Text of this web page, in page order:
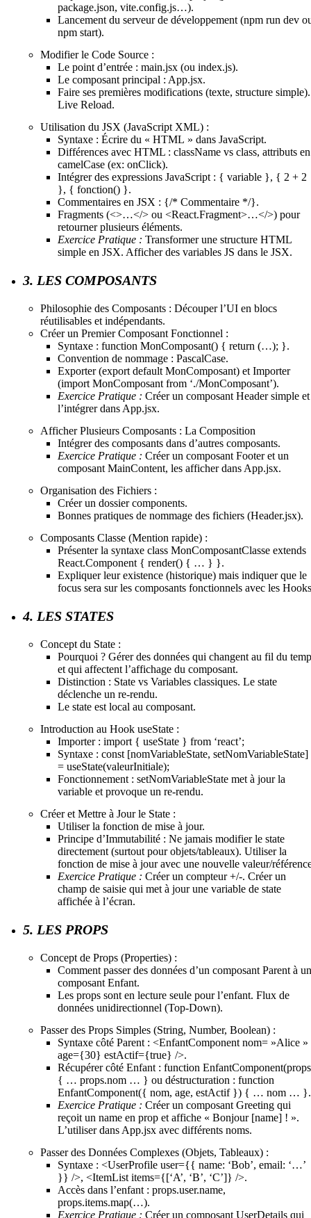
package.json, vite.config.js…).
Lancement du serveur de développement (npm run dev
npm start).
Modifier le Code Source :
Le point d’entrée : main.jsx (ou index.js).
Le composant principal : App.jsx.
Faire ses premières modifications (texte, structure simple).
Live Reload.
Utilisation du JSX (JavaScript XML) :
Syntaxe : Écrire du « HTML » dans JavaScript.
Différences avec HTML : className vs class, attributs en
camelCase (ex: onClick).
Intégrer des expressions JavaScript : { variable }, { 2 + 2
}, { fonction() }.
Commentaires en JSX : {/* Commentaire */}.
Fragments (<>…</> ou <React.Fragment>…</>) pour
retourner plusieurs éléments.
Exercice Pratique : Transformer une structure HTML
simple en JSX. Afficher des variables JS dans le JSX.
3. LES COMPOSANTS
Philosophie des Composants : Découper l’UI en blocs
réutilisables et indépendants.
Créer un Premier Composant Fonctionnel :
Syntaxe : function MonComposant() { return (…); }.
Convention de nommage : PascalCase.
Exporter (export default MonComposant) et Importer
(import MonComposant from ‘./MonComposant’).
Exercice Pratique : Créer un composant Header simple et
l’intégrer dans App.jsx.
Afficher Plusieurs Composants : La Composition
Intégrer des composants dans d’autres composants.
Exercice Pratique : Créer un composant Footer et un
composant MainContent, les afficher dans App.jsx.
Organisation des Fichiers :
Créer un dossier components.
Bonnes pratiques de nommage des fichiers (Header.jsx).
Composants Classe (Mention rapide) :
Présenter la syntaxe class MonComposantClasse extends
React.Component { render() { … } }.
Expliquer leur existence (historique) mais indiquer que le
focus sera sur les composants fonctionnels avec les
4. LES STATES
Concept du State :
Pourquoi ? Gérer des données qui changent au fil du
et qui affectent l’affichage du composant.
Distinction : State vs Variables classiques. Le state
déclenche un re-rendu.
Le state est local au composant.
Introduction au Hook useState :
Importer : import { useState } from ‘react’;
Syntaxe : const [nomVariableState, setNomVariableState]
= useState(valeurInitiale);
Fonctionnement : setNomVariableState met à jour la
variable et provoque un re-rendu.
Créer et Mettre à Jour le State :
Utiliser la fonction de mise à jour.
Principe d’Immutabilité : Ne jamais modifier le state
directement (surtout pour objets/tableaux). Utiliser la
fonction de mise à jour avec une nouvelle valeur/
Exercice Pratique : Créer un compteur +/-. Créer un
champ de saisie qui met à jour une variable de state
affichée à l’écran.
5. LES PROPS
Concept de Props (Properties) :
Comment passer des données d’un composant Parent à un
composant Enfant.
Les props sont en lecture seule pour l’enfant. Flux de
données unidirectionnel (Top-Down).
Passer des Props Simples (String, Number, Boolean) :
Syntaxe côté Parent : <EnfantComponent nom= »Alice »
age={30} estActif={true} />.
Récupérer côté Enfant : function
{ … props.nom … } ou déstructuration : function
EnfantComponent({ nom, age, estActif }) { … nom … }.
Exercice Pratique : Créer un composant Greeting qui
reçoit un name en prop et affiche « Bonjour [name] ! ».
L’utiliser dans App.jsx avec différents noms.
Passer des Données Complexes (Objets, Tableaux) :
Syntaxe : <UserProfile user={{ name: ‘Bob’, email: ‘…’
}} />, <ItemList items={[‘A’, ‘B’, ‘C’]} />.
Accès dans l’enfant : props.user.name,
props.items.map(…).
Exercice Pratique : Créer un composant UserDetails qui